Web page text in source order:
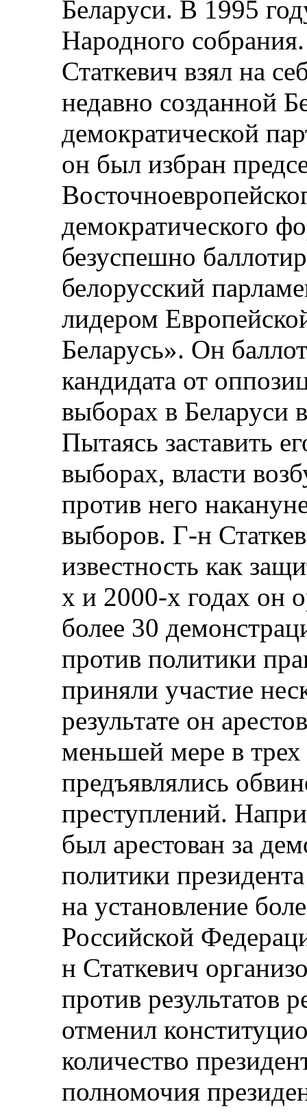
Беларуси. В 1995
Народного
Статкевич взял на
недавно созданной
демократической
он был избран
демократического
безуспешно
белорусский
лидером
Беларусь». Он
кандидата от
выборах в Беларуси
Пытаясь заставить
выборах, власти
против него
выборов. Г-н
известность как
х и 2000-х годах он
более 30
против политики
приняли участие
результате он
меньшей мере в
предъявлялись
преступлений.
был арестован за
политики
на установление
Российской
н Статкевич
против результатов
отменил
количество
полномочия